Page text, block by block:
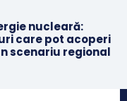
nucleară:
care pot acoperi
scenariu regional